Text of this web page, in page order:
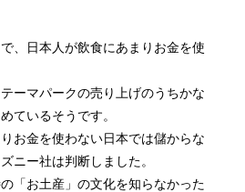
、日本人が飲食にあまりお金を使
ーマパークの売り上げのうちかな
ているそうです。
お金を使わない日本では儲からな
ニー社は判断しました。
「お土産」の文化を知らなかった